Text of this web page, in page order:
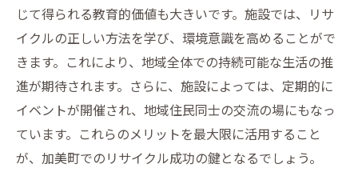
現金化しやすい不用品の種類とは
加美町のショップで高く売れるアイテム
不用品の査定ポイントと現金化の流れ
リサイクルショップで高価買取を実現する
コツ
加美町のリサイクル市場のトレンドを知る
じて得られる教育的価値も大きいです。施設では、リサ
イクルの正しい方法を学び、環境意識を高めることがで
きます。これにより、地域全体での持続可能な生活の推
進が期待されます。さらに、施設によっては、定期的に
イベントが開催され、地域住民同士の交流の場にもなっ
ています。これらのメリットを最大限に活用すること
が、加美町でのリサイクル成功の鍵となるでしょう。